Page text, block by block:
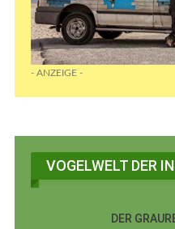
- ANZEIGE -
VOGELWELT DER
DER